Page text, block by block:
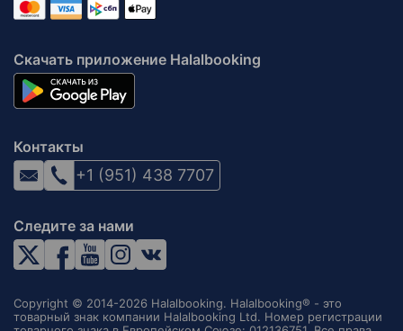
Скачать приложение Halalbooking
Контакты
+1 (951) 438 7707
Следите за нами
Copyright © 2014-2026 Halalbooking. Halalbooking® - это
товарный знак компании Halalbooking Ltd. Номер регистрации